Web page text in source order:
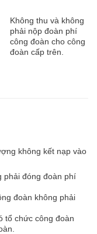
Không thu và không
phải nộp đoàn phí
công đoàn cho công
đoàn cấp trên.
không kết nạp vào
phải đóng đoàn phí
đoàn không phải
chức công đoàn